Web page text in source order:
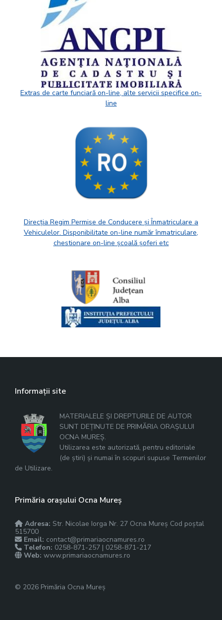
Extras de carte funciară on-line, alte servicii specifice on-
line
Direcția Regim Permise de Conducere și Înmatriculare a
Vehiculelor. Disponibilitate on-line număr înmatriculare,
chestionare on-line școală șoferi etc
Informații site
MATERIALELE ȘI DREPTURILE DE AUTOR
SUNT DEȚINUTE DE PRIMĂRIA ORAȘULUI
OCNA MUREȘ.
Utilizarea este autorizată, pentru editoriale
(de știri) și numai în scopuri supuse Termenilor
de Utilizare.
Primăria orașului Ocna Mureș
Adresa: Str. Nicolae Iorga Nr. 27 Ocna Mureș Cod poștal
515700
Email: contact@primariaocnamures.ro
Telefon: 0258-871-257 | 0258-871-217
Web: www.primariaocnamures.ro
© 2026 Primăria Ocna Mureș